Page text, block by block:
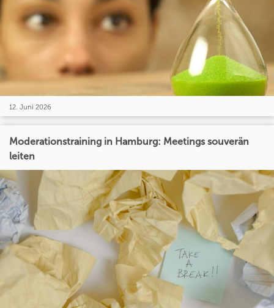
12. Juni 2026
Moderationstraining in Hamburg: Meetings souverän
leiten